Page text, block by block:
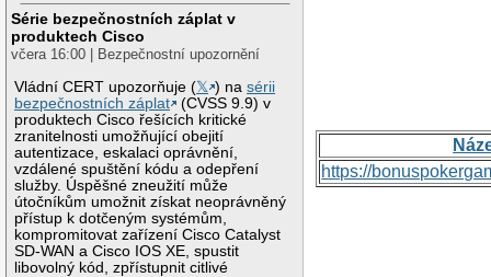
Série bezpečnostních záplat v
produktech Cisco
včera 16:00 | Bezpečnostní upozornění
Vládní CERT upozorňuje (𝕏 ) nasérii
bezpečnostních záplat
(CVSS 9.9) v
produktech Cisco řešících kritické
zranitelnosti umožňující obejití
autentizace, eskalaci oprávnění,
vzdálené spuštění kódu a odepření
služby. Úspěšné zneužití může
útočníkům umožnit získat neoprávněný
přístup k dotčeným systémům,
kompromitovat zařízení Cisco Catalyst
SD-WAN a Cisco IOS XE, spustit
libovolný kód, zpřístupnit citlivé
https://